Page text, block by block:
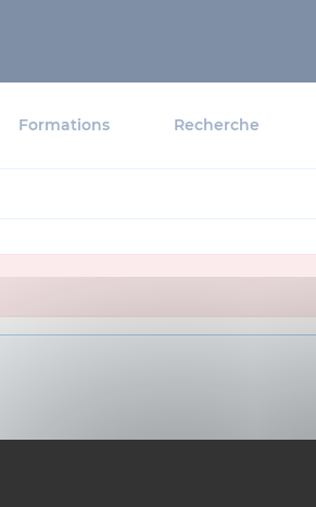
Formations Recherche